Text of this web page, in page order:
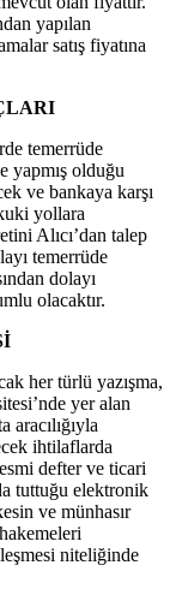
yapılan
satış fiyatına
temerrüde
yapmış olduğu
ve bankaya karşı
yollara
Alıcı’dan talep
temerrüde
dolayı
olacaktır.
her türlü yazışma,
yer alan
ihtilaflarda
defter ve ticari
tuttuğu elektronik
ve münhasır
niteliğinde